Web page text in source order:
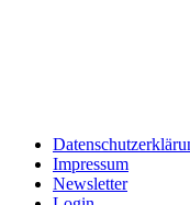
Impressum
Newsletter